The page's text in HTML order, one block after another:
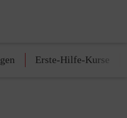
Erste-Hilfe-Kurse